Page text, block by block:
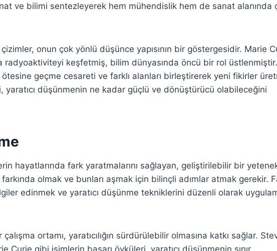
ve bilimi sentezleyerek hem mühendislik hem de sanat alanında
onun çok yönlü düşünce yapısının bir göstergesidir. Marie
radyoaktiviteyi keşfetmiş, bilim dünyasında öncü bir rol
ötesine geçme cesareti ve farklı alanları birleştirerek yeni fikirler
yaratıcı düşünmenin ne kadar güçlü ve dönüştürücü olabileceğini
hayatlarında fark yaratmalarını sağlayan, geliştirilebilir bir
farkında olmak ve bunları aşmak için bilinçli adımlar atmak gerekir.
edinmek ve yaratıcı düşünme tekniklerini düzenli olarak
ortamı, yaratıcılığın sürdürülebilir olmasına katkı sağlar.
Curie gibi isimlerin başarı öyküleri, yaratıcı düşünmenin sınır